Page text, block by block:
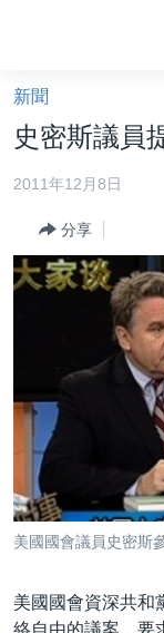
礙
鏈
接
跳
內
容
導
到
檢
美國大選2024
台灣
美中關係
揭謊頻道
美國
中國
國際
視頻
新聞
史密斯議員
2011年12月8日
分享
美國國會議員史密斯
美國國會資深共和
絡自由的議案﹐要